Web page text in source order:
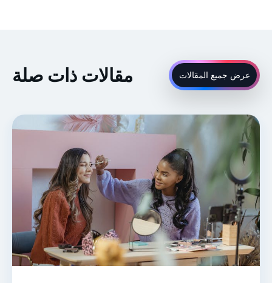
مقالات ذات صلة عرض جميع المقالات